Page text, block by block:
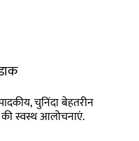
चुनिंदा बेहतरीन
की स्वस्थ आलोचनाएं.